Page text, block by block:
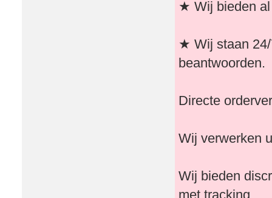
★ Wij bieden al
★ Wij staan ​​24/
beantwoorden.
Directe
Wij verwerken
Wij bieden
met tracking.